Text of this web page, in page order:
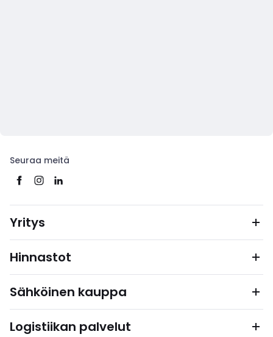
Seuraa meitä
Yritys
Hinnastot
Sähköinen kauppa
Logistiikan palvelut